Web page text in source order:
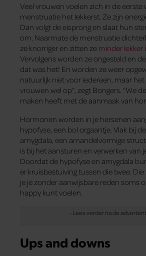
Veel vrouwen voelen zich in de eerste
menstruatie het lekkerst. Ze zijn
Dan volgt de eisprong en slaat hun
om. Naarmate de menstruatie
ze knorriger en zitten ze minder lekker
Vervolgens worden ze ongesteld en
dat was het! En worden ze weer
natuurlijk niet voor iedereen, maar het
vrouwen wel op”, zegt Bongers. “We
maken heeft met de aanmaak van
Hormonen worden in je hersenen
hypofyse, een bol orgaantje. Vlak bij
amygdala, een amandelvormige
is bij het aansturen en verwerken van
Doordat de hypofyse en amygdala
er kruisbestuiving tussen die twee.
je je zonder aanwijsbare reden soms
happy kunt voelen.
Ups and downs